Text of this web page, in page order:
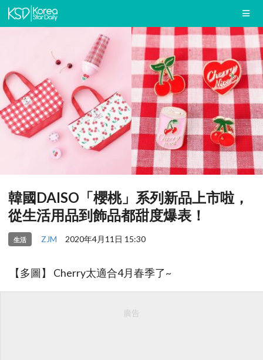
韓國DAISO「櫻桃」系列新品上市啦，
從生活用品到飾品都甜度爆表！
生活 ZJM 2020年4月11日 15:30
【多圖】 Cherry太適合4月春季了~
廣告